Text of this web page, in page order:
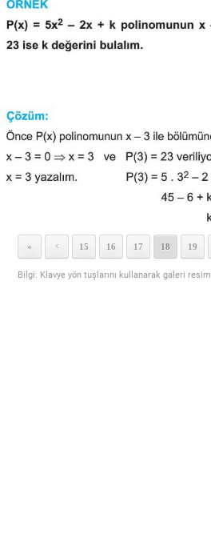
« < 15 16 17 18 19
Bilgi: Klavye yön tuşlarını kullanarak galeri